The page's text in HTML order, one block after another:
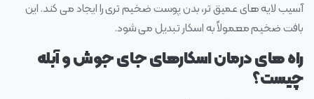
آسیب لایه‌ های عمیق‌ تر، بدن پوست ضخیم‌ تری را ایجاد می‌ کند. این
بافت ضخیم معمولاً به اسکار تبدیل می‌ شود.
راه‌ های درمان اسکارهای جای جوش و آبله
چیست؟